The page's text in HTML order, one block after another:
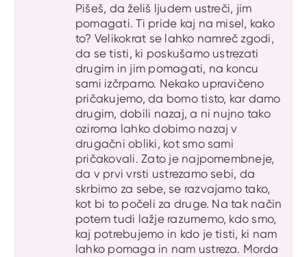
Pišeš, da želiš ljudem ustreči, jim
pomagati. Ti pride kaj na misel, kako
to? Velikokrat se lahko namreč zgodi,
da se tisti, ki poskušamo ustrezati
drugim in jim pomagati, na koncu
sami izčrpamo. Nekako upravičeno
pričakujemo, da bomo tisto, kar damo
drugim, dobili nazaj, a ni nujno tako
oziroma lahko dobimo nazaj v
drugačni obliki, kot smo sami
pričakovali. Zato je najpomembneje,
da v prvi vrsti ustrezamo sebi, da
skrbimo za sebe, se razvajamo tako,
kot bi to počeli za druge. Na tak način
potem tudi lažje razumemo, kdo smo,
kaj potrebujemo in kdo je tisti, ki nam
lahko pomaga in nam ustreza. Morda